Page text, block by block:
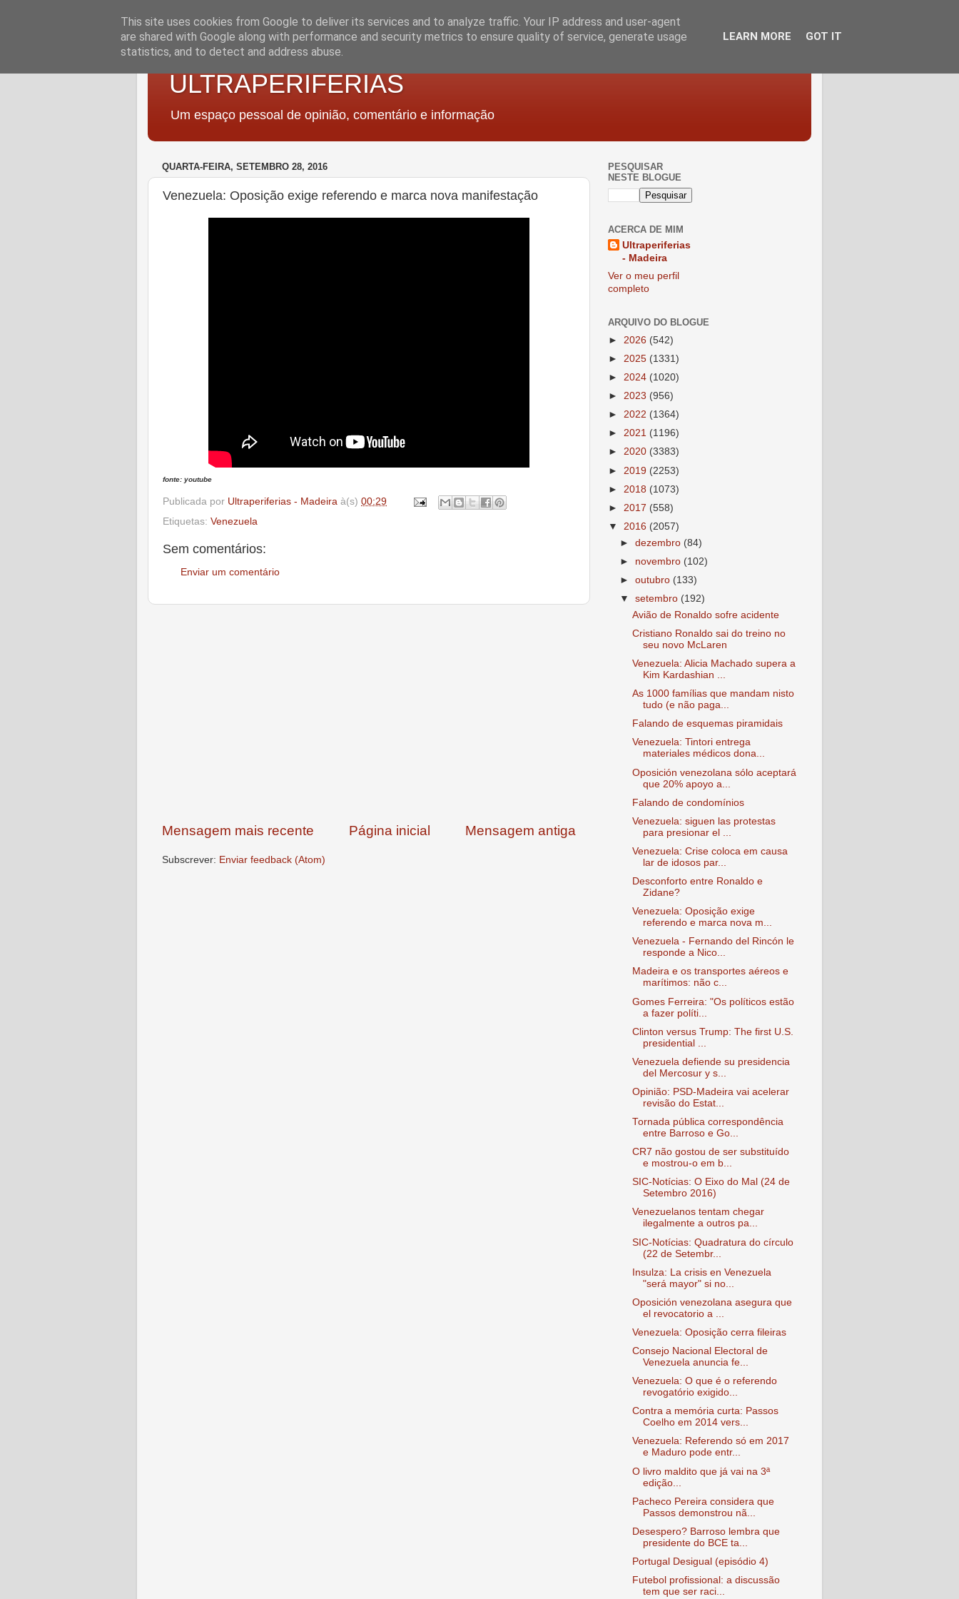
ULTRAPERIFERIAS
Um espaço pessoal de opinião, comentário e informação
QUARTA-FEIRA, SETEMBRO 28, 2016
Venezuela: Oposição exige referendo e marca nova manifestação
fonte: youtube
Publicada por Ultraperiferias - Madeira à(s) 00:29
Etiquetas: Venezuela
Sem comentários:
Enviar um comentário
Mensagem mais recente Mensagem antiga
Página inicial
Subscrever: Enviar feedback (Atom)
PESQUISAR
NESTE BLOGUE
ACERCA DE MIM
Ultraperiferias
- Madeira
Ver o meu perfil
completo
ARQUIVO DO BLOGUE
► 2026 (542)
► 2025 (1331)
► 2024 (1020)
► 2023 (956)
► 2022 (1364)
► 2021 (1196)
► 2020 (3383)
► 2019 (2253)
► 2018 (1073)
► 2017 (558)
▼ 2016 (2057)
►dezembro (84)
► novembro (102)
►outubro (133)
▼setembro (192)
Avião de Ronaldo sofre acidente
Cristiano Ronaldo sai do treino no
seu novo McLaren
Venezuela: Alicia Machado supera a
Kim Kardashian ...
As 1000 famílias que mandam nisto
tudo (e não paga...
Falando de esquemas piramidais
Venezuela: Tintori entrega
materiales médicos dona...
Oposición venezolana sólo aceptará
que 20% apoyo a...
Falando de condomínios
Venezuela: siguen las protestas
para presionar el ...
Venezuela: Crise coloca em causa
lar de idosos par...
Desconforto entre Ronaldo e
Zidane?
Venezuela: Oposição exige
referendo e marca nova m...
Venezuela - Fernando del Rincón le
responde a Nico...
Madeira e os transportes aéreos e
marítimos: não c...
Gomes Ferreira: "Os políticos estão
a fazer políti...
Clinton versus Trump: The first U.S.
presidential ...
Venezuela defiende su presidencia
del Mercosur y s...
Opinião: PSD-Madeira vai acelerar
revisão do Estat...
Tornada pública correspondência
entre Barroso e Go...
CR7 não gostou de ser substituído
e mostrou-o em b...
SIC-Notícias: O Eixo do Mal (24 de
Setembro 2016)
Venezuelanos tentam chegar
ilegalmente a outros pa...
SIC-Notícias: Quadratura do círculo
(22 de Setembr...
Insulza: La crisis en Venezuela
"será mayor" si no...
Oposición venezolana asegura que
el revocatorio a ...
Venezuela: Oposição cerra fileiras
Consejo Nacional Electoral de
Venezuela anuncia fe...
Venezuela: O que é o referendo
revogatório exigido...
Contra a memória curta: Passos
Coelho em 2014 vers...
Venezuela: Referendo só em 2017
e Maduro pode entr...
O livro maldito que já vai na 3ª
edição...
Pacheco Pereira considera que
Passos demonstrou nã...
Desespero? Barroso lembra que
presidente do BCE ta...
Portugal Desigual (episódio 4)
Futebol profissional: a discussão
tem que ser raci...
This site uses cookies from Google to deliver its services and to analyze traffic. Your IP address and user-agent
are shared with Google along with performance and security metrics to ensure quality of service, generate usage
statistics, and to detect and address abuse.
LEARN MORE GOT IT